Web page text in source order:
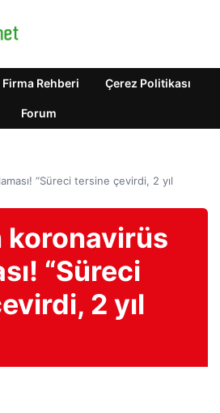
Firma Rehberi Çerez Politikası
Forum
“Süreci tersine çevirdi, 2 yıl
koronavirüs
“Süreci
2 yıl